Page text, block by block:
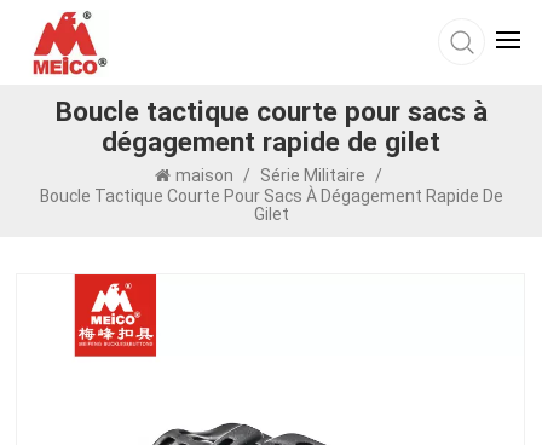
Boucle tactique courte pour sacs à
dégagement rapide de gilet
maison / Série Militaire
/
Boucle Tactique Courte Pour Sacs À Dégagement Rapide De
Gilet